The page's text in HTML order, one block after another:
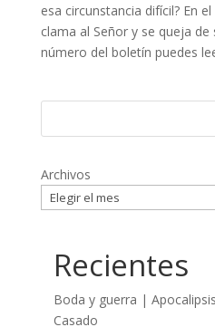
esa circunstancia difícil? En
clama al Señor y se queja de
número del boletín puedes
Archivos
Recientes
Boda y guerra |
Casado